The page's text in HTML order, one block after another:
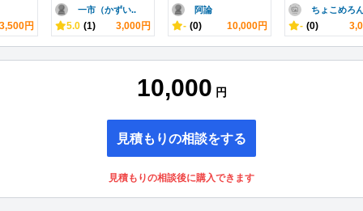
3,500円
一市（かずい..
5.0 (1) 3,000円
阿論
- (0) 10,000円
ちょこめろ
- (0)
10,000 円
見積もりの相談をする
見積もりの相談後に購入できます